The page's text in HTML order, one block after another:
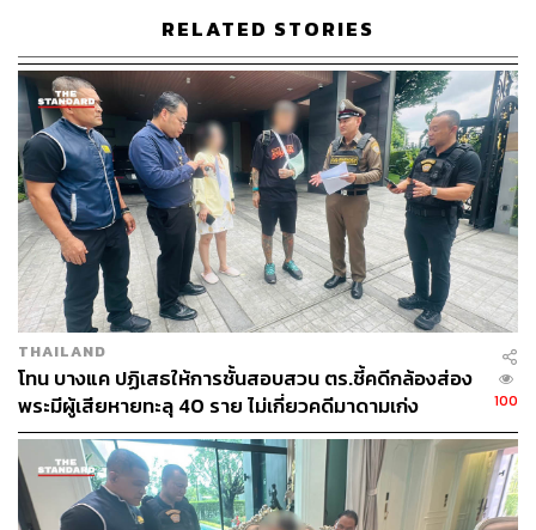
สมัยก่อนการเสาะหาพระเครื่องก็มักจะไปหาตามบ้านที่อยู่
ใกล้วัด หรือเช่าที่มัคนายก หรือไม่ก็ไปตามงานประกวดพระ
ผ่านมาอีกยุค นักสะสมพระเครื่องก็ติดต่อกันผ่านนิตยสาร
หรือไม่ก็เดินดุ่มๆ ไปตามหาที่ร้านเช่าที่น่าเชื่อถือ แต่ปัจจุบัน
เทคโนโลยีเข้ามามีบทบาทมากขึ้น การปล่อยเช่าพระใน
ระบบออนไลน์ก็กลายเป็นช่องทางที่มาแรงทีเดียว
“คนอาจจะติดภาพว่าการสะสมพระเครื่องคือโลกของคน
มีอายุ แต่วินาทีนี้ทุกอย่างเปลี่ยนไป ถ้าลองไปเดินในสนาม
พระเครื่องจะเห็นว่าคนที่สะสมสมัยนี้อายุไม่เกิน 40 ปีทั้งนั้น
เลย เพราะถ้าจับจุดได้ก็จะมีรายได้ค่อนข้างดี เรียกว่าดีกว่า
ทำงานประจำเสียอีก เช่น เด็กจบใหม่อาจได้เงินเดือน
ประมาณ 2 หมื่นบาท แต่ถ้าเข้ามาในวงการนี้แล้วขยันหน่อย
รายได้ต่อเดือนต่ำๆ ก็ประมาณ 5-8 หมื่นบาท อย่างพระใหม่
ออกวันนี้ปล่อยเช่า 100 บาท บางองค์ออกจากวัดก็มีคนรอรับ
ซื้อแล้วที่ 300-400 บาท แล้วเวลาเช่าก็เช่าทีละเป็นร้อยองค์”
หลงเล่าเสริม
RELATED STORIES
THAILAND
โทน บางแค ปฏิเสธให้การชั้นสอบสวน ตร.ชี้คดีกล้องส่อง
พระมีผู้เสียหายทะลุ 40 ราย ไม่เกี่ยวคดีมาดามเก่ง
100